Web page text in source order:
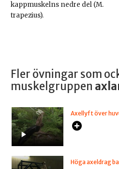
kappmuskelns nedre del (M.
trapezius).
Fler övningar som
muskelgruppen
Axellyft över
Höga axeldrag